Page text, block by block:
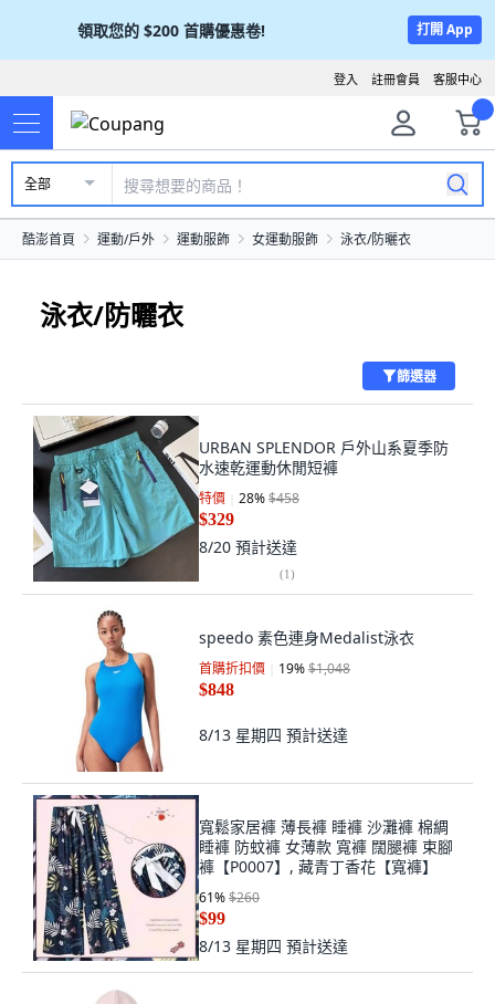
領取您的 $200 首購優惠卷! 打開 App
客服中心
註冊會員
登入
全部
酷澎首頁 運動/戶外 運動服飾 女運動服飾 泳衣/防曬衣
泳衣/防曬衣
篩選器
URBAN SPLENDOR 戶外山系夏季防
水速乾運動休閒短褲
特價 28%$458
$329
8/20 預計送達
(1)
speedo 素色連身Medalist泳衣
首購折扣價 19%$1,048
$848
8/13 星期四 預計送達
寬鬆家居褲 薄長褲 睡褲 沙灘褲 棉綢
睡褲 防蚊褲 女薄款 寬褲 闊腿褲 束腳
褲【P0007】, 藏青丁香花【寬褲】
61%$260
$99
8/13 星期四 預計送達